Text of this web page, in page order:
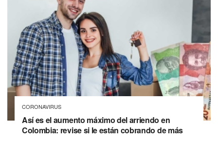
CORONAVIRUS
Así es el aumento máximo del arriendo en
Colombia: revise si le están cobrando de más